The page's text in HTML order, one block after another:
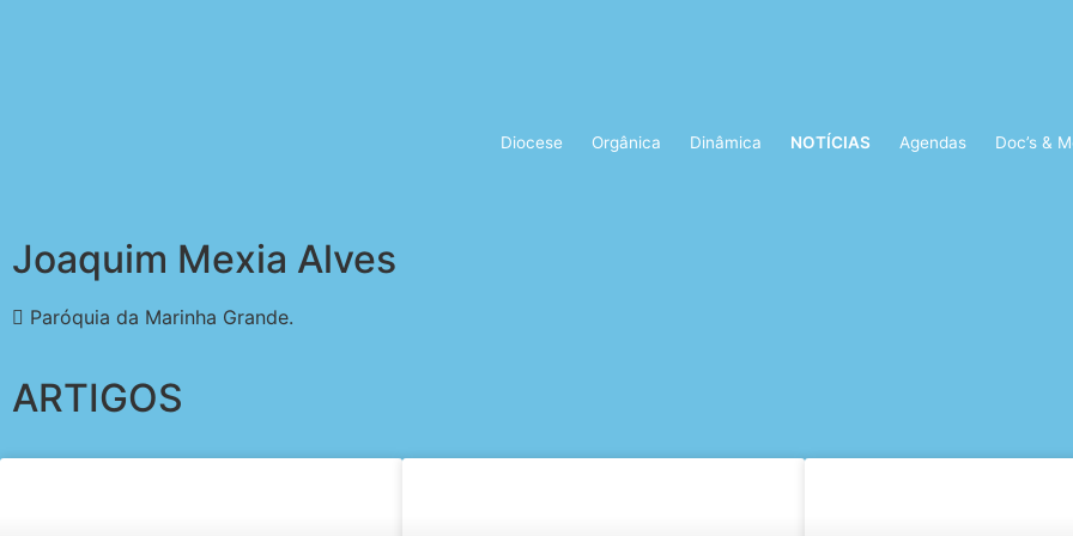
Diocese Orgânica Dinâmica NOTÍCIAS Agendas Doc’s &
Joaquim Mexia Alves
Paróquia da Marinha Grande.
ARTIGOS